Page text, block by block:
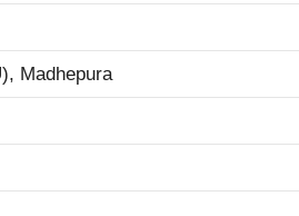
Madhepura